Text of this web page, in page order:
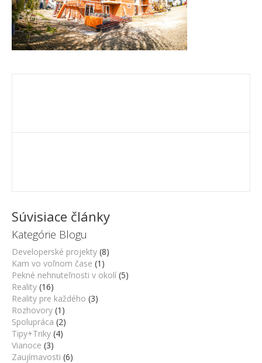
Súvisiace články
Kategórie Blogu
Developerské projekty (8)
Kam vo voľnom čase (1)
Pekné nehnuteľnosti v okolí (5)
Reality (16)
Reality pre každého (3)
Rozhovory (1)
Spolupráca (2)
Tipy+Triky (4)
Vianoce (3)
Zaujímavosti (6)